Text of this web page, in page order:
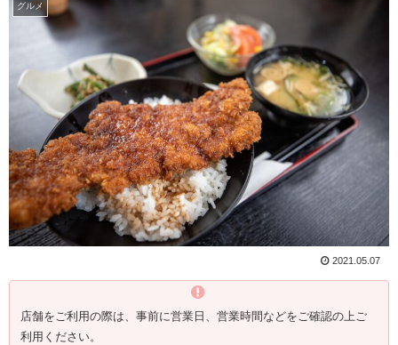
グルメ
2021.05.07
店舗をご利用の際は、事前に営業日、営業時間などをご確認の上ご
利用ください。